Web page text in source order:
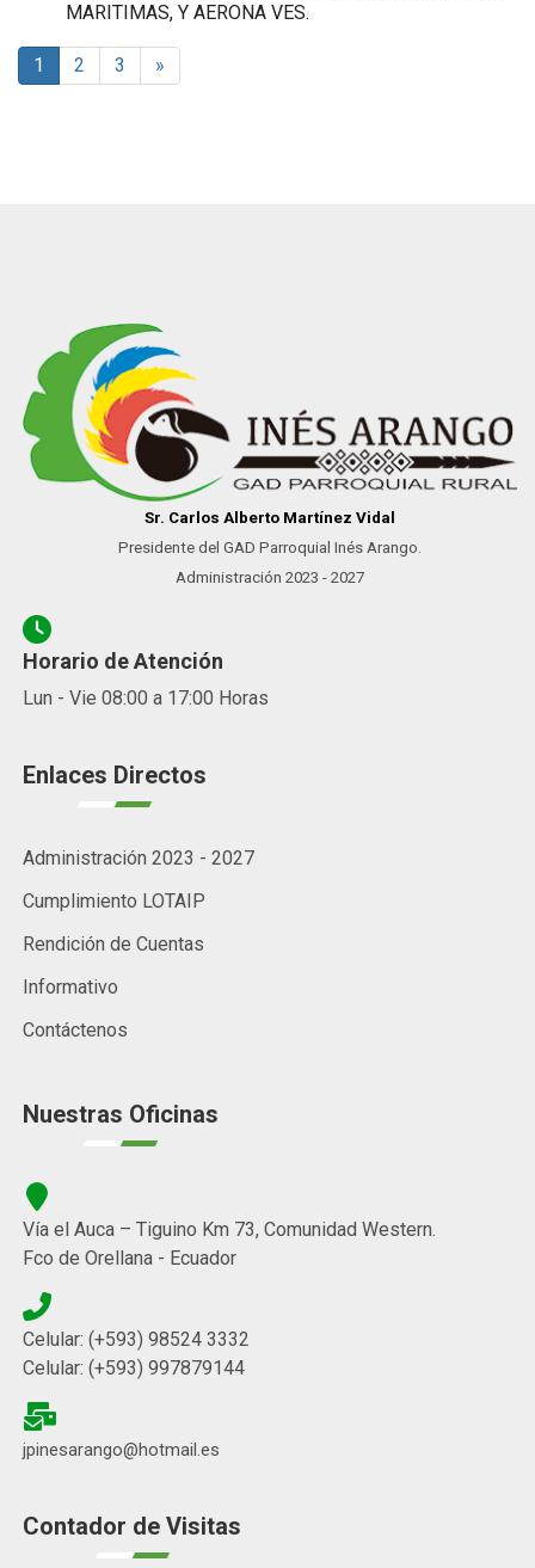
MARITIMAS, Y AERONA VES.
1 2 3 »
Sr. Carlos Alberto Martínez Vidal
Presidente del GAD Parroquial Inés Arango.
Administración 2023 - 2027
Horario de Atención
Lun - Vie 08:00 a 17:00 Horas
Enlaces Directos
Administración 2023 - 2027
Cumplimiento LOTAIP
Rendición de Cuentas
Informativo
Contáctenos
Nuestras Oficinas
Vía el Auca – Tiguino Km 73, Comunidad Western.
Fco de Orellana - Ecuador
Celular: (+593) 98524 3332
Celular: (+593) 997879144
jpinesarango@hotmail.es
Contador de Visitas